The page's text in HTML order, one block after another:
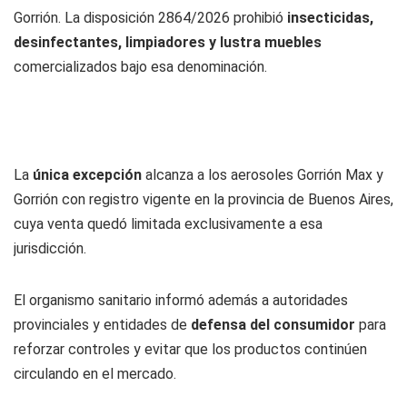
Gorrión. La disposición 2864/2026 prohibió insecticidas,
desinfectantes, limpiadores y lustra muebles
comercializados bajo esa denominación.
La única excepción alcanza a los aerosoles Gorrión Max y
Gorrión con registro vigente en la provincia de Buenos Aires,
cuya venta quedó limitada exclusivamente a esa
jurisdicción.
El organismo sanitario informó además a autoridades
provinciales y entidades de defensa del consumidor para
reforzar controles y evitar que los productos continúen
circulando en el mercado.